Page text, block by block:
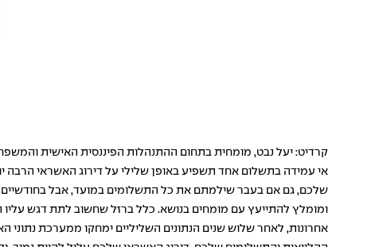
קרדיט: יעל נבט, מומחית בתחום ההתנהלות הפיננסית האישית
אי עמידה בתשלום אחד תשפיע באופן שלילי על דירוג האשראי
שלכם, גם אם בעבר שילמתם את כל התשלומים במועד, אבל בחודשיים
אחרונות, לאחר שלוש שנים הנתונים השליליים ימחקו ממערכת